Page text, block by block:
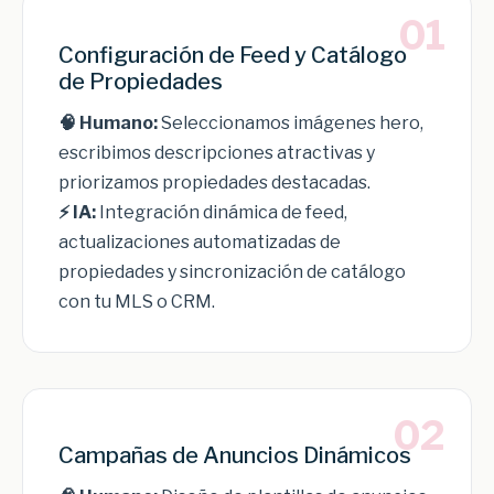
01
Configuración de Feed y Catálogo
de Propiedades
🧠 Humano:Seleccionamos imágenes hero,
escribimos descripciones atractivas y
priorizamos propiedades destacadas.
⚡ IA: Integración dinámica de feed,
actualizaciones automatizadas de
propiedades y sincronización de catálogo
con tu MLS o CRM.
02
Campañas de Anuncios Dinámicos